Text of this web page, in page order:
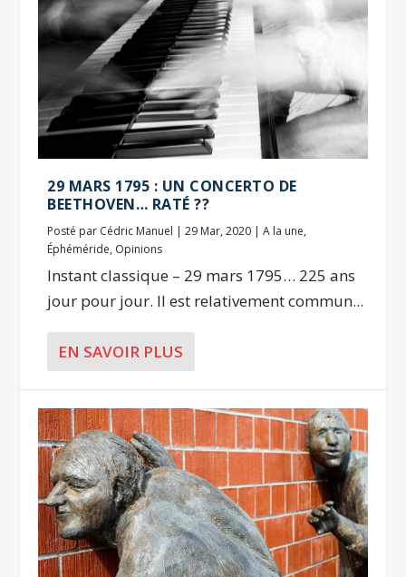
29 MARS 1795 : UN CONCERTO DE
BEETHOVEN… RATÉ ??
Posté par Cédric Manuel |29 Mar, 2020 |A la une,
Éphéméride, Opinions
Instant classique – 29 mars 1795… 225 ans
jour pour jour. Il est relativement commun...
EN SAVOIR PLUS